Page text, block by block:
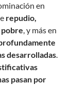
en
repudio,
, y más en
desarrolladas.
pasan por